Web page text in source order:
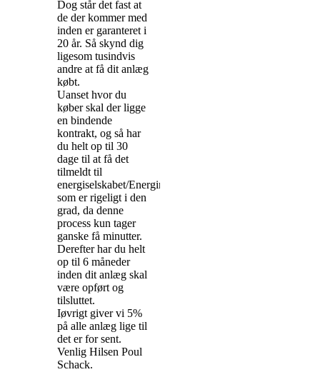
Dog står det fast at
de der kommer med
inden er garanteret i
20 år. Så skynd dig
ligesom tusindvis
andre at få dit anlæg
købt.
Uanset hvor du
køber skal der ligge
en bindende
kontrakt, og så har
du helt op til 30
dage til at få det
tilmeldt til
energiselskabet/Energinet,
som er rigeligt i den
grad, da denne
process kun tager
ganske få minutter.
Derefter har du helt
op til 6 måneder
inden dit anlæg skal
være opført og
tilsluttet.
Iøvrigt giver vi 5%
på alle anlæg lige til
det er for sent.
Venlig Hilsen Poul
Schack.